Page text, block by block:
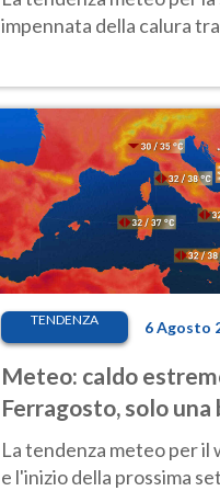
impennata della calura
TENDENZA 6 Agosto
Meteo: caldo
Ferragosto, solo una
pausa. Ecco dove
La tendenza meteo per il
e l'inizio della prossima